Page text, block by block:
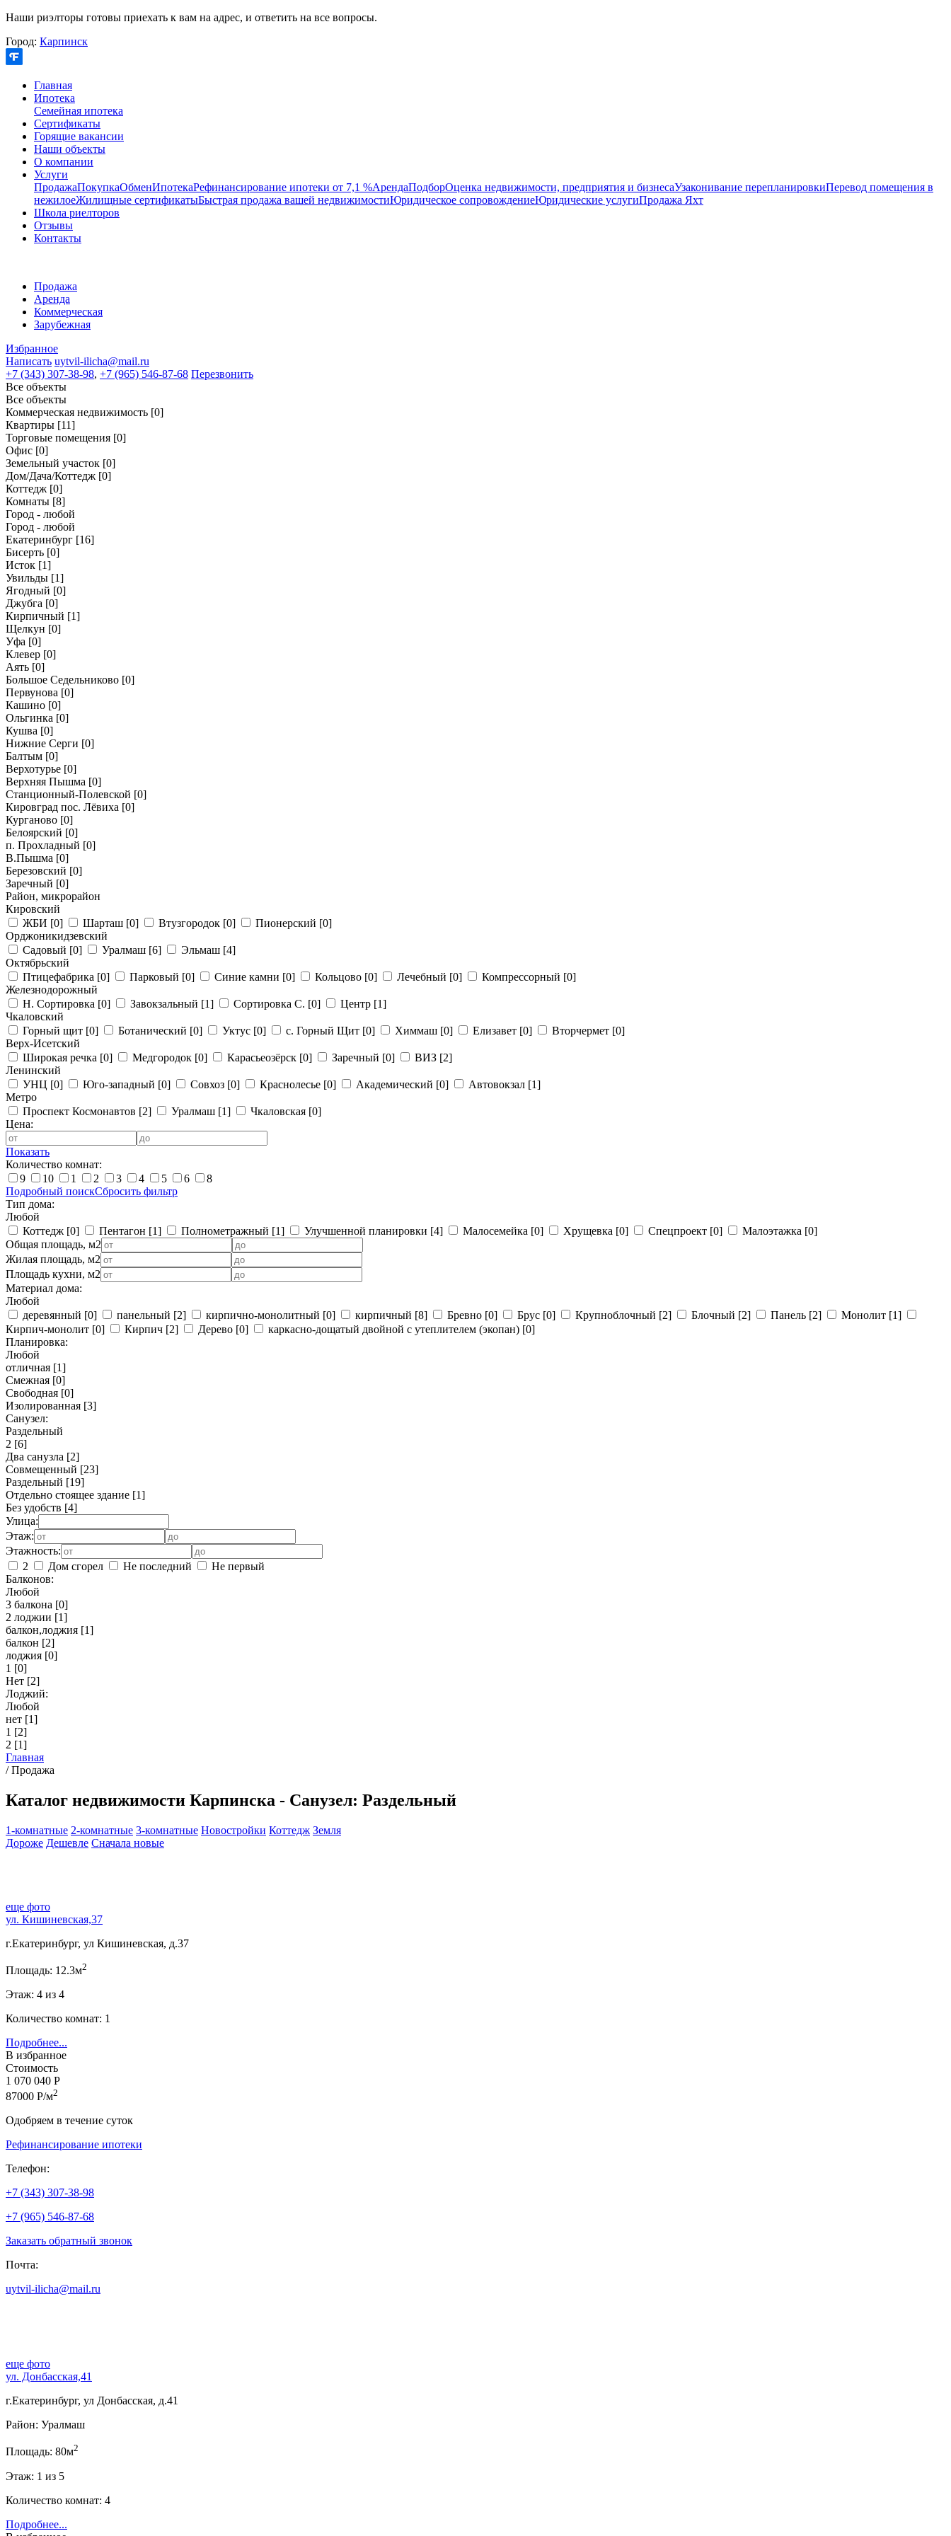
Наши риэлторы готовы приехать к вам на адрес, и ответить на все вопросы.
Город: Карпинск
Главная
Ипотека
Семейная ипотека
Сертификаты
Горящие вакансии
Наши объекты
О компании
Услуги
ПродажаПокупкаОбменИпотекаРефинансирование ипотеки от 7,1 %АрендаПодборОценка недвижимости, предприятия и бизнесаУзаконивание перепланировкиПеревод помещения в
нежилоеЖилищные сертификатыБыстрая продажа вашей недвижимостиЮридическое сопровождениеЮридические услугиПродажа Яхт
Школа риелторов
Отзывы
Контакты
Продажа
Аренда
Коммерческая
Зарубежная
Избранное
Написать uytvil-ilicha@mail.ru
+7 (343) 307-38-98, +7 (965) 546-87-68 Перезвонить
Все объекты
Все объекты
Коммерческая недвижимость [0]
Квартиры [11]
Торговые помещения [0]
Офис [0]
Земельный участок [0]
Дом/Дача/Коттедж [0]
Коттедж [0]
Комнаты [8]
Город - любой
Город - любой
Екатеринбург [16]
Бисерть [0]
Исток [1]
Увильды [1]
Ягодный [0]
Джубга [0]
Кирпичный [1]
Щелкун [0]
Уфа [0]
Клевер [0]
Аять [0]
Большое Седельниково [0]
Первунова [0]
Кашино [0]
Ольгинка [0]
Кушва [0]
Нижние Серги [0]
Балтым [0]
Верхотурье [0]
Верхняя Пышма [0]
Станционный-Полевской [0]
Кировград пос. Лёвиха [0]
Курганово [0]
Белоярский [0]
п. Прохладный [0]
В.Пышма [0]
Березовский [0]
Заречный [0]
Район, микрорайон
Кировский
ЖБИ [0] Шарташ [0] Втузгородок [0] Пионерский [0]
Орджоникидзевский
Садовый [0] Уралмаш [6] Эльмаш [4]
Октябрьский
Птицефабрика [0] Парковый [0] Синие камни [0] Кольцово [0] Лечебный [0] Компрессорный [0]
Железнодорожный
Н. Сортировка [0] Завокзальный [1] Сортировка С. [0] Центр [1]
Чкаловский
Горный щит [0] Ботанический [0] Уктус [0] с. Горный Щит [0] Химмаш [0] Елизавет [0] Вторчермет [0]
Верх-Исетский
Широкая речка [0] Медгородок [0] Карасьеозёрск [0] Заречный [0] ВИЗ [2]
Ленинский
УНЦ [0] Юго-западный [0] Совхоз [0] Краснолесье [0] Академический [0] Автовокзал [1]
Метро
Проспект Космонавтов [2] Уралмаш [1] Чкаловская [0]
Цена:
Показать
Количество комнат:
9
10 1 2 3 4 5 6
8
Подробный поискСбросить фильтр
Тип дома:
Любой
Коттедж [0] Пентагон [1] Полнометражный [1] Улучшенной планировки [4] Малосемейка [0] Хрущевка [0] Спецпроект [0] Малоэтажка [0]
Общая площадь, м2
Жилая площадь, м2
Площадь кухни, м2
Материал дома:
Любой
деревянный [0] панельный [2] кирпично-монолитный [0] кирпичный [8] Бревно [0] Брус [0] Крупноблочный [2] Блочный [2] Панель [2] Монолит [1]
Кирпич-монолит [0] Кирпич [2] Дерево [0] каркасно-дощатый двойной с утеплителем (экопан) [0]
Планировка:
Любой
отличная [1]
Смежная [0]
Свободная [0]
Изолированная [3]
Санузел:
Раздельный
2 [6]
Два санузла [2]
Совмещенный [23]
Раздельный [19]
Отдельно стоящее здание [1]
Без удобств [4]
Улица:
Этаж:
Этажность:
2
Дом сгорел Не последний
Не первый
Балконов:
Любой
3 балкона [0]
2 лоджии [1]
балкон,лоджия [1]
балкон [2]
лоджия [0]
1 [0]
Нет [2]
Лоджий:
Любой
нет [1]
1 [2]
2 [1]
Главная
/Продажа
Каталог недвижимости Карпинска - Санузел: Раздельный
1-комнатные 2-комнатные 3-комнатные Новостройки Коттедж Земля
Дороже Дешевле Сначала новые
еще фото
ул. Кишиневская,37
г.Екатеринбург, ул Кишиневская, д.37
Площадь: 12.3м2
Этаж: 4 из 4
Количество комнат: 1
Подробнее...
В избранное
Стоимость
1 070 040 Р
87000 Р/м2
Одобряем в течение суток
Рефинансирование ипотеки
Телефон:
+7 (343) 307-38-98
+7 (965) 546-87-68
Заказать обратный звонок
Почта:
uytvil-ilicha@mail.ru
еще фото
ул. Донбасская,41
г.Екатеринбург, ул Донбасская, д.41
Район: Уралмаш
Площадь: 80м2
Этаж: 1 из 5
Количество комнат: 4
Подробнее...